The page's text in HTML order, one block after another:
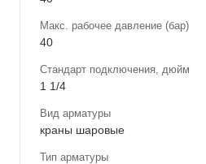
Макс. рабочее давление (бар)
40
Стандарт подключения, дюйм
1 1/4
Вид арматуры
краны шаровые
Тип арматуры